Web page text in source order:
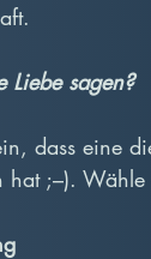
Liebe sagen?
dass eine
hat ;–).